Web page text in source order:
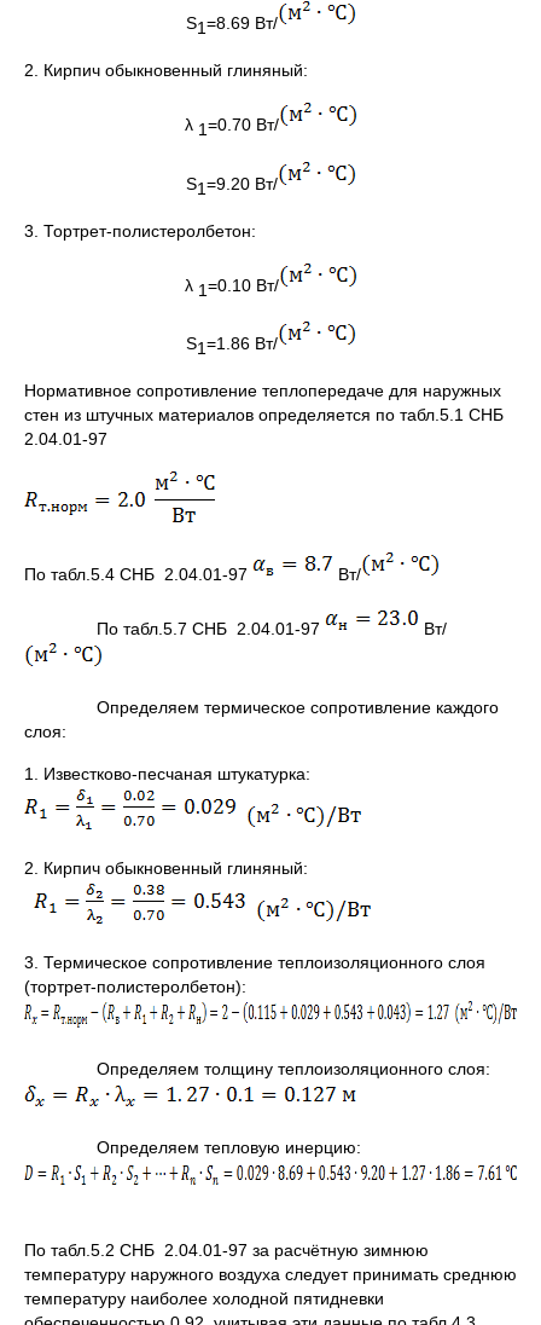
S1=8.69 Вт/
2. Кирпич обыкновенный глиняный:
λ1=0.70 Вт/
S1=9.20 Вт/
3. Тортрет-полистеролбетон:
λ1=0.10 Вт/
S1=1.86 Вт/
Нормативное сопротивление теплопередаче для наружных
стен из штучных материалов определяется по табл.5.1 CНБ
2.04.01-97
По табл.5.4 CНБ 2.04.01-97 Вт/
По табл.5.7 CНБ 2.04.01-97 Вт/
Определяем термическое сопротивление каждого
слоя:
1. Известково-песчаная штукатурка:
2. Кирпич обыкновенный глиняный:
3. Термическое сопротивление теплоизоляционного слоя
(тортрет-полистеролбетон):
Определяем толщину теплоизоляционного слоя:
Определяем тепловую инерцию:
По табл.5.2 CНБ 2.04.01-97 за расчётную зимнюю
температуру наружного воздуха следует принимать среднюю
температуру наиболее холодной пятидневки